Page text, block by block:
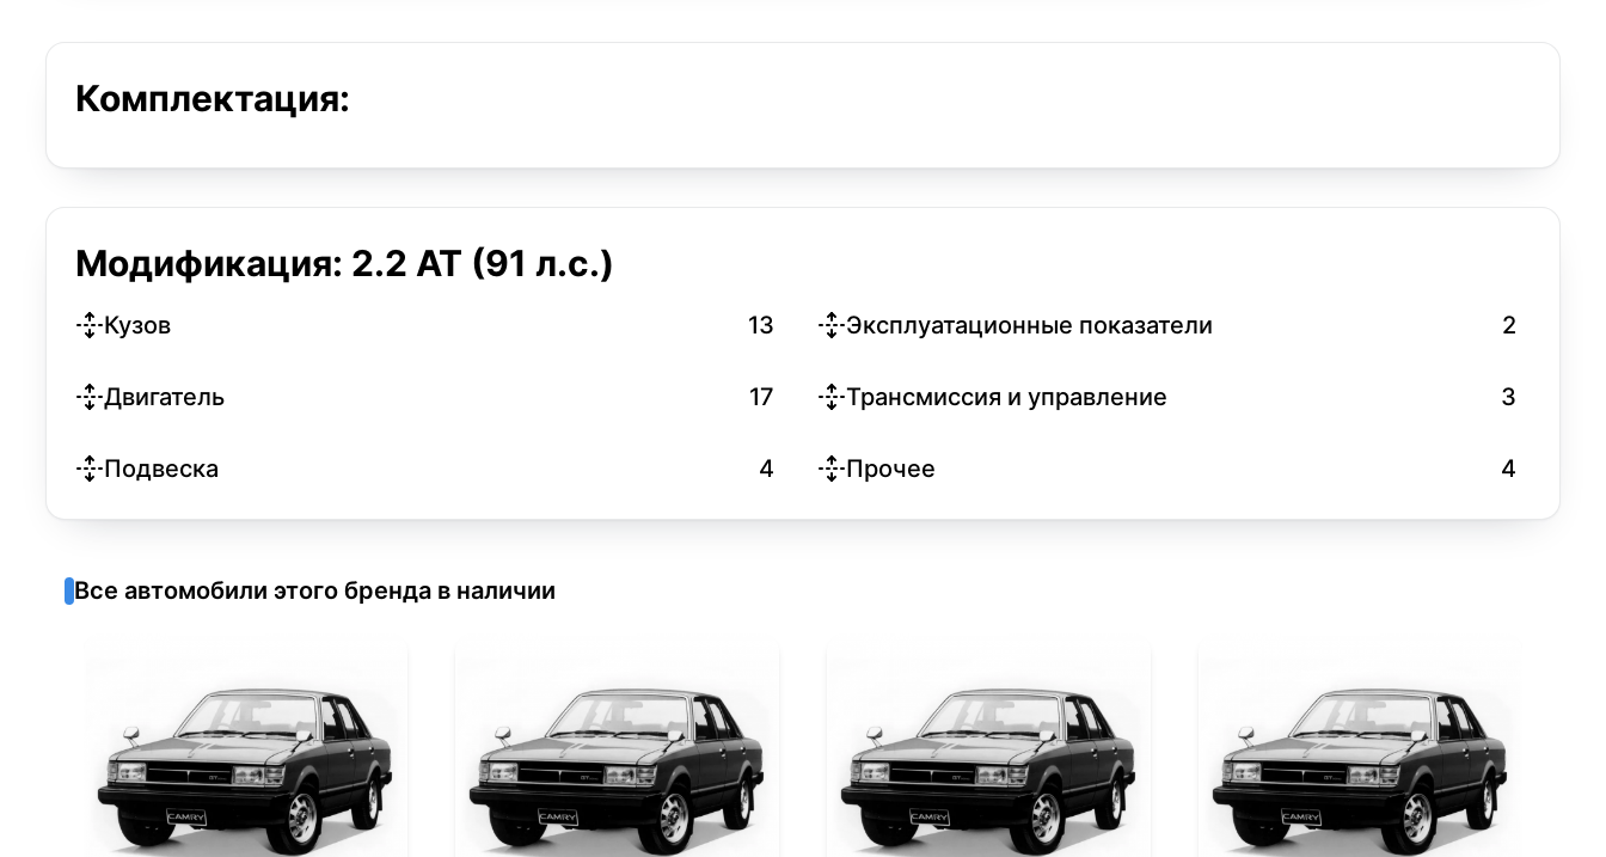
Комплектация:
Модификация: 2.2 AT (91 л.с.)
Кузов 13 Эксплуатационные показатели 2
Двигатель 17 Трансмиссия и управление 3
Подвеска 4 Прочее 4
Все автомобили этого бренда в наличии